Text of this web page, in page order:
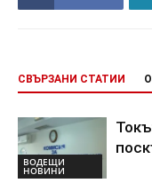
СВЪРЗАНИ СТАТИИ
ВОДЕЩИ
НОВИНИ